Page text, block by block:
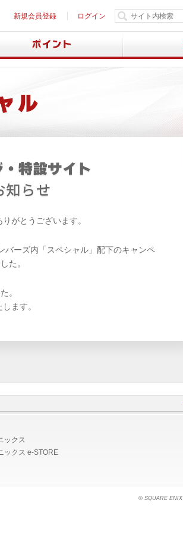
新規会員登録 ログイン
がとうございます。
ーズ内「スペシャル」配下のキャンペ
た。
。
ます。
ックス
ックス e-STORE
© SQUARE ENIX